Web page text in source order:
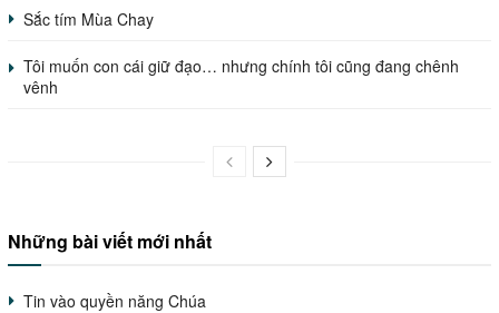
Sắc tím Mùa Chay
Tôi muốn con cái giữ đạo… nhưng chính tôi cũng đang chênh
vênh
Những bài viết mới nhất
Tin vào quyền năng Chúa